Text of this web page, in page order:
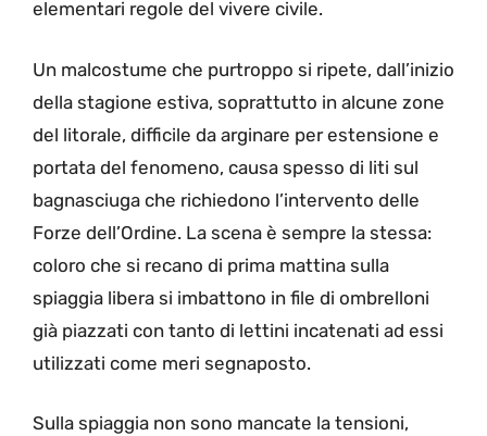
elementari regole del vivere civile.
Un malcostume che purtroppo si ripete, dall’inizio
della stagione estiva, soprattutto in alcune zone
del litorale, difficile da arginare per estensione e
portata del fenomeno, causa spesso di liti sul
bagnasciuga che richiedono l’intervento delle
Forze dell’Ordine. La scena è sempre la stessa:
coloro che si recano di prima mattina sulla
spiaggia libera si imbattono in file di ombrelloni
già piazzati con tanto di lettini incatenati ad essi
utilizzati come meri segnaposto.
Sulla spiaggia non sono mancate la tensioni,